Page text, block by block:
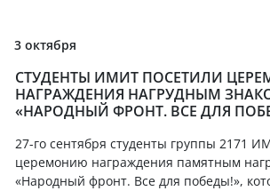
3 октября
СТУДЕНТЫ ИМИТ ПОСЕТИЛИ
НАГРАЖДЕНИЯ НАГРУДНЫМ
«НАРОДНЫЙ ФРОНТ. ВСЕ ДЛЯ
27-го сентября студенты группы 2171
церемонию награждения памятным
«Народный фронт. Все для победы!»,